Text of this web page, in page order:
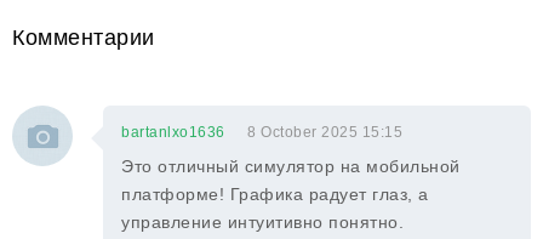
Комментарии
bartanlxo1636 8 October 2025 15:15
Это отличный симулятор на мобильной
платформе! Графика радует глаз, а
управление интуитивно понятно.